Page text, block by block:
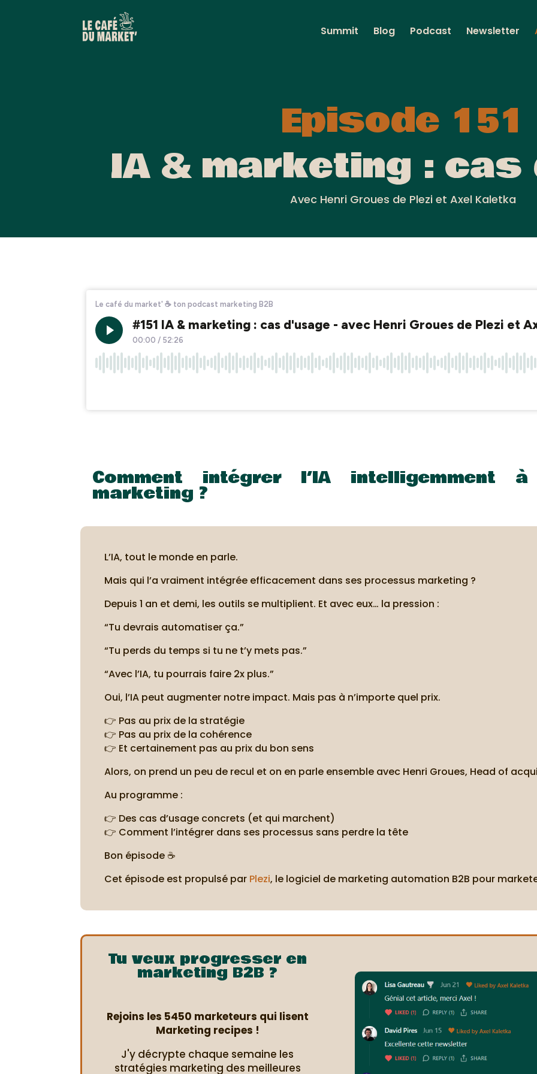
Summit Blog Podcast Newsletter
Episode 151
IA & marketing : cas
Avec Henri Groues de Plezi et Axel Kaletka
Comment intégrer l’IA intelligemment
marketing ?
L’IA, tout le monde en parle.
Mais qui l’a vraiment intégrée efficacement dans ses processus marketing ?
Depuis 1 an et demi, les outils se multiplient. Et avec eux… la pression :
“Tu devrais automatiser ça.”
“Tu perds du temps si tu ne t’y mets pas.”
“Avec l’IA, tu pourrais faire 2x plus.”
Oui, l’IA peut augmenter notre impact. Mais pas à n’importe quel prix.
👉 Pas au prix de la stratégie
👉 Pas au prix de la cohérence
👉 Et certainement pas au prix du bon sens
Alors, on prend un peu de recul et on en parle ensemble avec Henri Groues, Head of
Au programme :
👉 Des cas d’usage concrets (et qui marchent)
👉 Comment l’intégrer dans ses processus sans perdre la tête
Bon épisode ☕
Cet épisode est propulsé par Plezi, le logiciel de marketing automation B2B pour
Tu veux progresser en
marketing B2B ?
Rejoins les 5450 marketeurs qui lisent
Marketing recipes !
J'y décrypte chaque semaine les
stratégies marketing des meilleures